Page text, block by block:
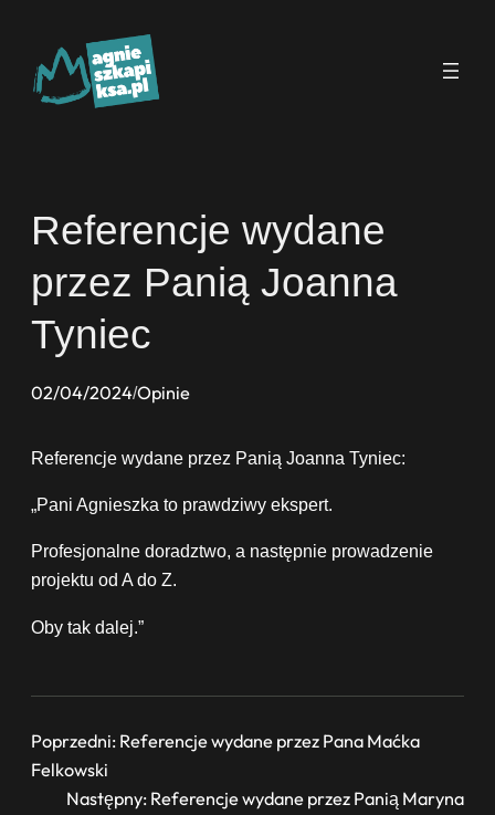
treści
Referencje wydane
przez Panią Joanna
Tyniec
02/04/2024/Opinie
Referencje wydane przez Panią Joanna Tyniec:
„Pani Agnieszka to prawdziwy ekspert.
Profesjonalne doradztwo, a następnie prowadzenie
projektu od A do Z.
Oby tak dalej.”
Poprzedni: Referencje wydane przez Pana Maćka
Felkowski
Następny: Referencje wydane przez Panią Maryna